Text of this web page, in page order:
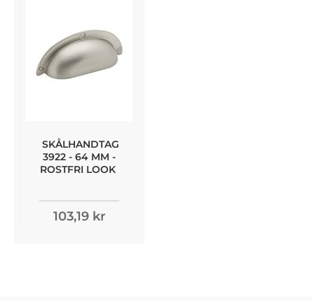
SKÅLHANDTAG
3922 - 64 MM -
ROSTFRI LOOK
103,19 kr